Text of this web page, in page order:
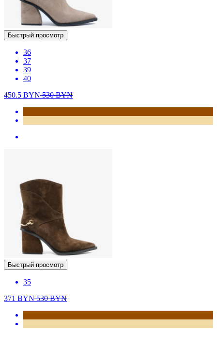
Быстрый просмотр
36
37
39
40
450.5 BYN530BYN
Быстрый просмотр
35
371 BYN530BYN